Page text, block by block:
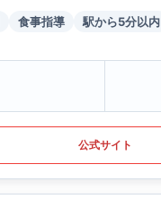
食事指導 駅から5分以内
公式サイト